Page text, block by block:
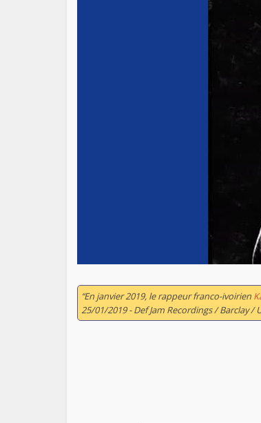
“En janvier 2019, le rappeur franco-ivoirien
25/01/2019 - Def Jam Recordings / Barclay /